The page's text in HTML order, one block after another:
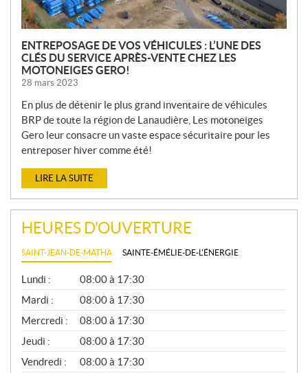
ENTREPOSAGE DE VOS VÉHICULES : L’UNE DES
CLÉS DU SERVICE APRÈS-VENTE CHEZ LES
MOTONEIGES GERO!
28 mars 2023
En plus de détenir le plus grand inventaire de véhicules
BRP de toute la région de Lanaudière, Les motoneiges
Gero leur consacre un vaste espace sécuritaire pour les
entreposer hiver comme été!
LIRE LA SUITE
HEURES D'OUVERTURE
SAINT-JEAN-DE-MATHA SAINTE-ÉMÉLIE-DE-L'ÉNERGIE
G
É
N
É
R
A
L
Lundi :
08:00 à 17:30
Mardi :
08:00 à 17:30
Mercredi :
08:00 à 17:30
Jeudi :
08:00 à 17:30
Vendredi :
08:00 à 17:30